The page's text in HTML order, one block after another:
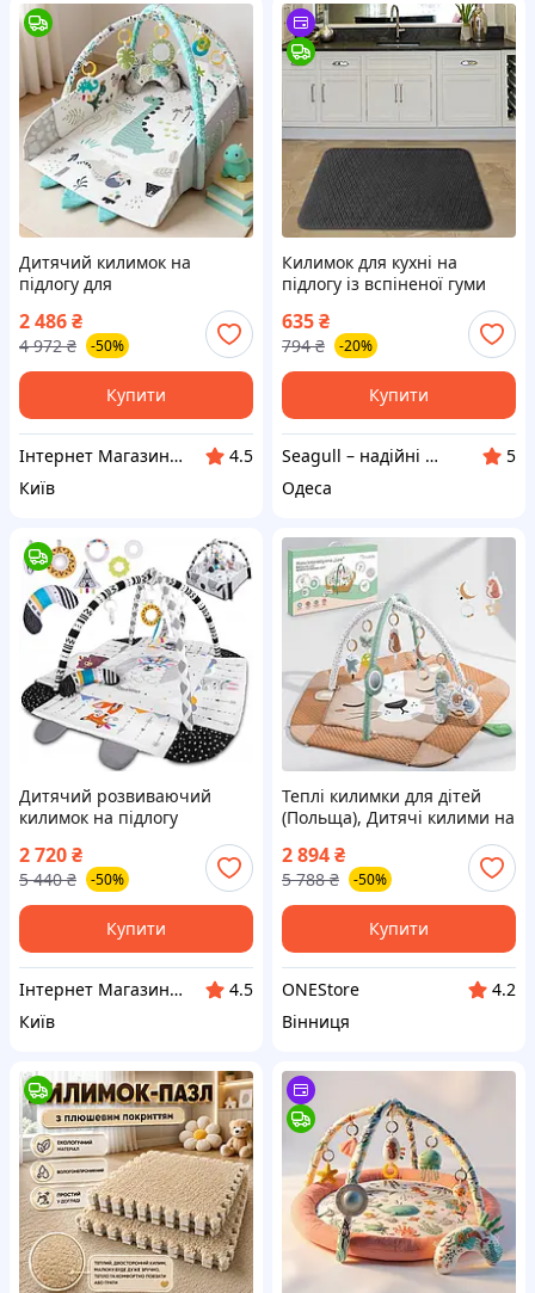
Дитячий килимок на
підлогу для
новонароджених (Польща),
Розвиваючий музичний
килимок, Килимки для дітей
на підлогу, MTS
2 486₴
4 972 ₴ -50%
Купити
Інтернет Магазин "StepShop"
4.5
Київ
Килимок для кухні на
підлогу із вспіненої гуми
водовідштовхуючий м'який
Seagull, чорний, 40х60 см
635₴
794 ₴ -20%
Купити
Seagull – надійні рішення для активного відпочинку, затишку та турботи!
5
Одеса
Дитячий розвиваючий
килимок на підлогу
килимки для дітей, Великий
килимок дитячий в ігрову,
MTS
2 720₴
5 440 ₴ -50%
Купити
Інтернет Магазин "StepShop"
4.5
Київ
Теплі килимки для дітей
(Польща), Дитячі килими на
розвитку малюка, Килимок
з іграшками для немовлят,
TFF
2 894₴
5 788 ₴ -50%
Купити
ONEStore
4.2
Вінниця